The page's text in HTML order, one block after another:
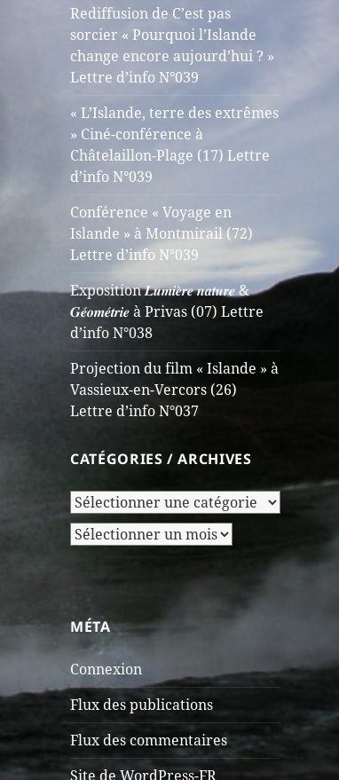
Rediffusion de C’est pas
sorcier « Pourquoi l’Islande
change encore aujourd’hui ? »
Lettre d’info N°039
« L’Islande, terre des extrêmes
» Ciné-conférence à
Châtelaillon-Plage (17) Lettre
d’info N°039
Conférence « Voyage en
Islande » à Montmirail (72)
Lettre d’info N°039
Exposition 𝑳𝒖𝒎𝒊𝒆̀𝒓𝒆 𝒏𝒂𝒕𝒖𝒓𝒆 &
𝑮𝒆́𝒐𝒎𝒆́𝒕𝒓𝒊𝒆 à Privas (07) Lettre
d’info N°038
Projection du film « Islande » à
Vassieux-en-Vercors (26)
Lettre d’info N°037
CATÉGORIES / ARCHIVES
Catégories
/
Archives
Archives
MÉTA
Connexion
Flux des publications
Flux des commentaires
Site de WordPress-FR